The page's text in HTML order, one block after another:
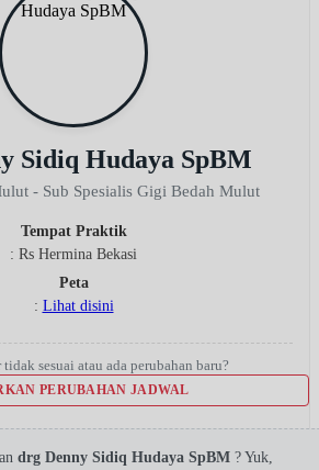
Sidiq Hudaya SpBM
- Sub Spesialis Gigi Bedah Mulut
Tempat Praktik
: Rs Hermina Bekasi
Peta
: Lihat disini
sesuai atau ada perubahan baru?
PERUBAHAN JADWAL
drg Denny Sidiq Hudaya SpBM ? Yuk,